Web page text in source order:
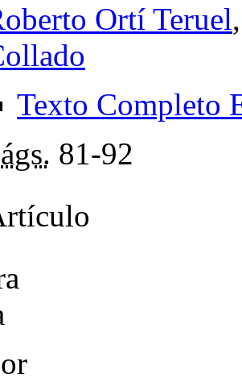
Ortí Teruel
Texto Completo
81-92